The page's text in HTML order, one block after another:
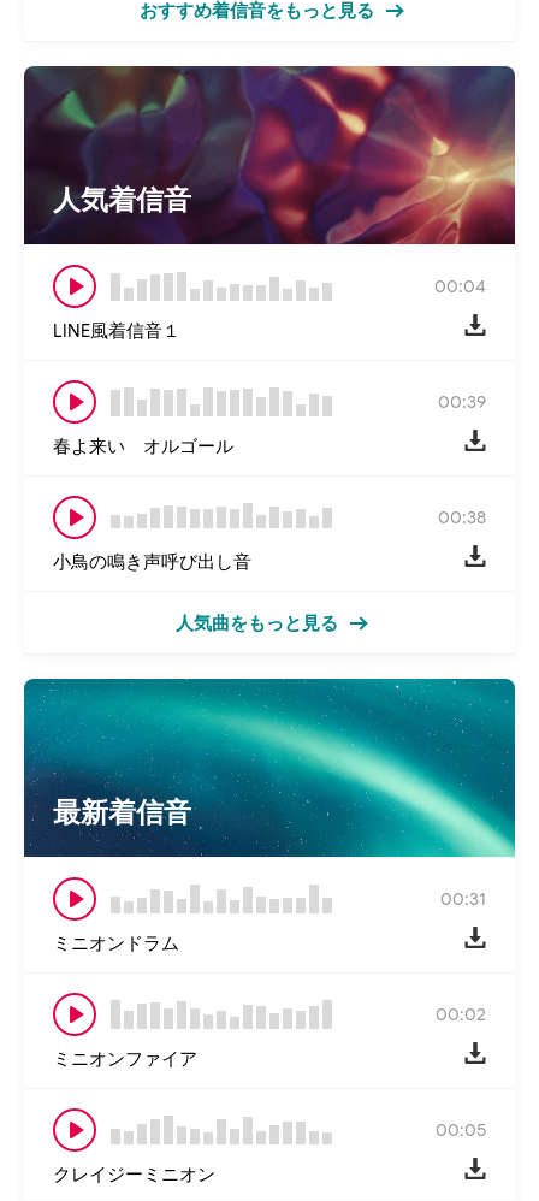
おすすめ着信音をもっと見る
人気着信音
00:04
LINE風着信音１
00:39
春よ来い オルゴール
00:38
小鳥の鳴き声呼び出し音
人気曲をもっと見る
最新着信音
00:31
ミニオンドラム
00:02
ミニオンファイア
00:05
クレイジーミニオン